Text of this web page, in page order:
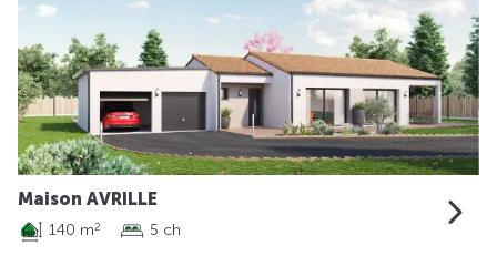
Maison AVRILLE
140 m2 5 ch